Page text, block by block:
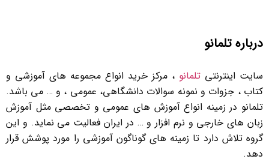
درباره تلمانو
سایت اینترنتی تلمانو ، مرکز خرید انواع مجموعه های آموزشی و
کتاب ، جزوات و نمونه سوالات دانشگاهی، عمومی ، و … می باشد.
تلمانو در زمینه انواع آموزش های عمومی و تخصصی مثل آموزش
زبان های خارجی و نرم افزار و … در ایران فعالیت می نماید. و این
گروه تلاش دارد تا زمینه های گوناگون آموزشی را مورد پوشش قرار
دهد.